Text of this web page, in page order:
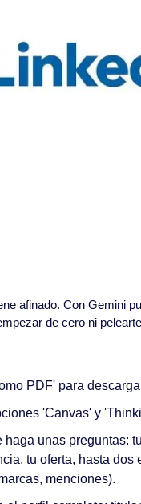
afinado. Con Gemini
de cero ni
PDF' para
'Canvas' y
unas preguntas:
tu oferta, hasta dos
menciones).